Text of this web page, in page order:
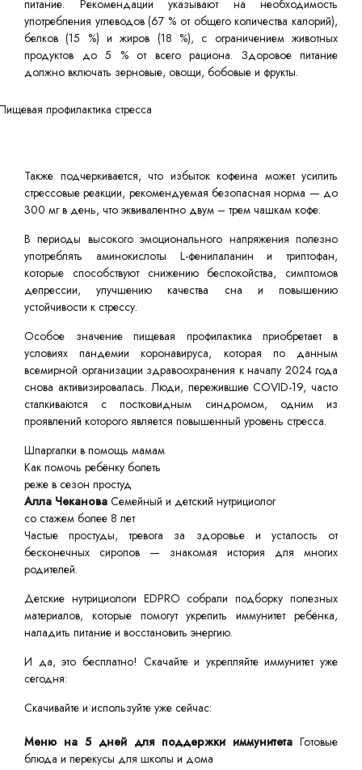
питание. Рекомендации указывают на необходимость
употребления углеводов (67 % от общего количества калорий),
белков (15 %) и жиров (18 %), с ограничением животных
продуктов до 5 % от всего рациона. Здоровое питание
должно включать зерновые, овощи, бобовые и фрукты.
Также подчеркивается, что избыток кофеина может усилить
стрессовые реакции, рекомендуемая безопасная норма — до
300 мг в день, что эквивалентно двум – трем чашкам кофе.
В периоды высокого эмоционального напряжения полезно
употреблять аминокислоты L-фенилаланин и триптофан,
которые способствуют снижению беспокойства, симптомов
депрессии, улучшению качества сна и повышению
устойчивости к стрессу.
Особое значение пищевая профилактика приобретает в
условиях пандемии коронавируса, которая по данным
всемирной организации здравоохранения к началу 2024 года
снова активизировалась. Люди, пережившие COVID-19, часто
сталкиваются с постковидным синдромом, одним из
проявлений которого является повышенный уровень стресса.
Шпаргалки в помощь мамам
Как помочь ребёнку болеть
реже в сезон простуд
Алла Чеканова Семейный и детский нутрициолог
со стажем более 8 лет
Частые простуды, тревога за здоровье и усталость от
бесконечных сиропов — знакомая история для многих
родителей.
Детские нутрициологи EDPRO собрали подборку полезных
материалов, которые помогут укрепить иммунитет ребёнка,
наладить питание и восстановить энергию.
И да, это бесплатно! Скачайте и укрепляйте иммунитет уже
сегодня:
Скачивайте и используйте уже сейчас:
Меню на 5 дней для поддержки иммунитета Готовые
блюда и перекусы для школы и дома